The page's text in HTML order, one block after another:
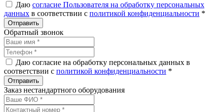
Даю согласие Пользователя на обработку персональных
данных в соответствии с политикой конфиденциальности *
Обратный звонок
Даю согласие на обработку персональных данных в
соответствии с политикой конфиденциальности *
Заказ нестандартного оборудования